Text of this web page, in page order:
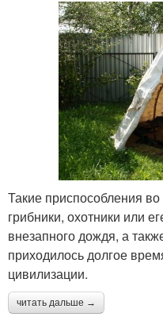
Такие приспособления
грибники, охотники или
внезапного дождя, а
приходилось долгое
цивилизации.
читать дальше →